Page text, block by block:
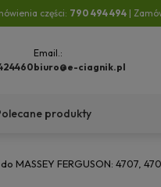
części: 790 494 494 |
Email.:
biuro@e-ciagnik.pl
produkty
MASSEY FERGUSON: 4707,